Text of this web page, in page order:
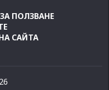
ПОЛЗВАНЕ
САЙТА